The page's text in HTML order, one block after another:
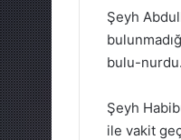
Şeyh
bulu-nurdu.
Şeyh
ile vakit